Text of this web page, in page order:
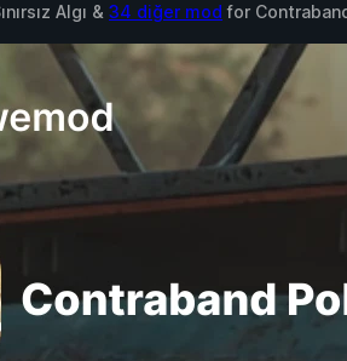
Algı & 34 diğer mod for